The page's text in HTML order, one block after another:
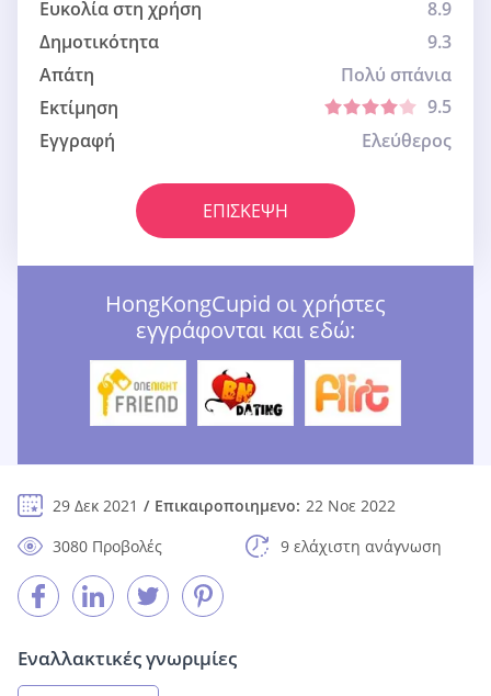
Ευκολία στη χρήση
8.9
Δημοτικότητα
9.3
Απάτη
Πολύ σπάνια
Εκτίμηση
9.5
Εγγραφή
Ελεύθερος
ΕΠΊΣΚΕΨΗ
HongKongCupid οι χρήστες
εγγράφονται και εδώ:
29 Δεκ 2021 Επικαιροποιημενο: 22 Νοε 2022
3080 Προβολές
9 ελάχιστη ανάγνωση
Εναλλακτικές γνωριμίες